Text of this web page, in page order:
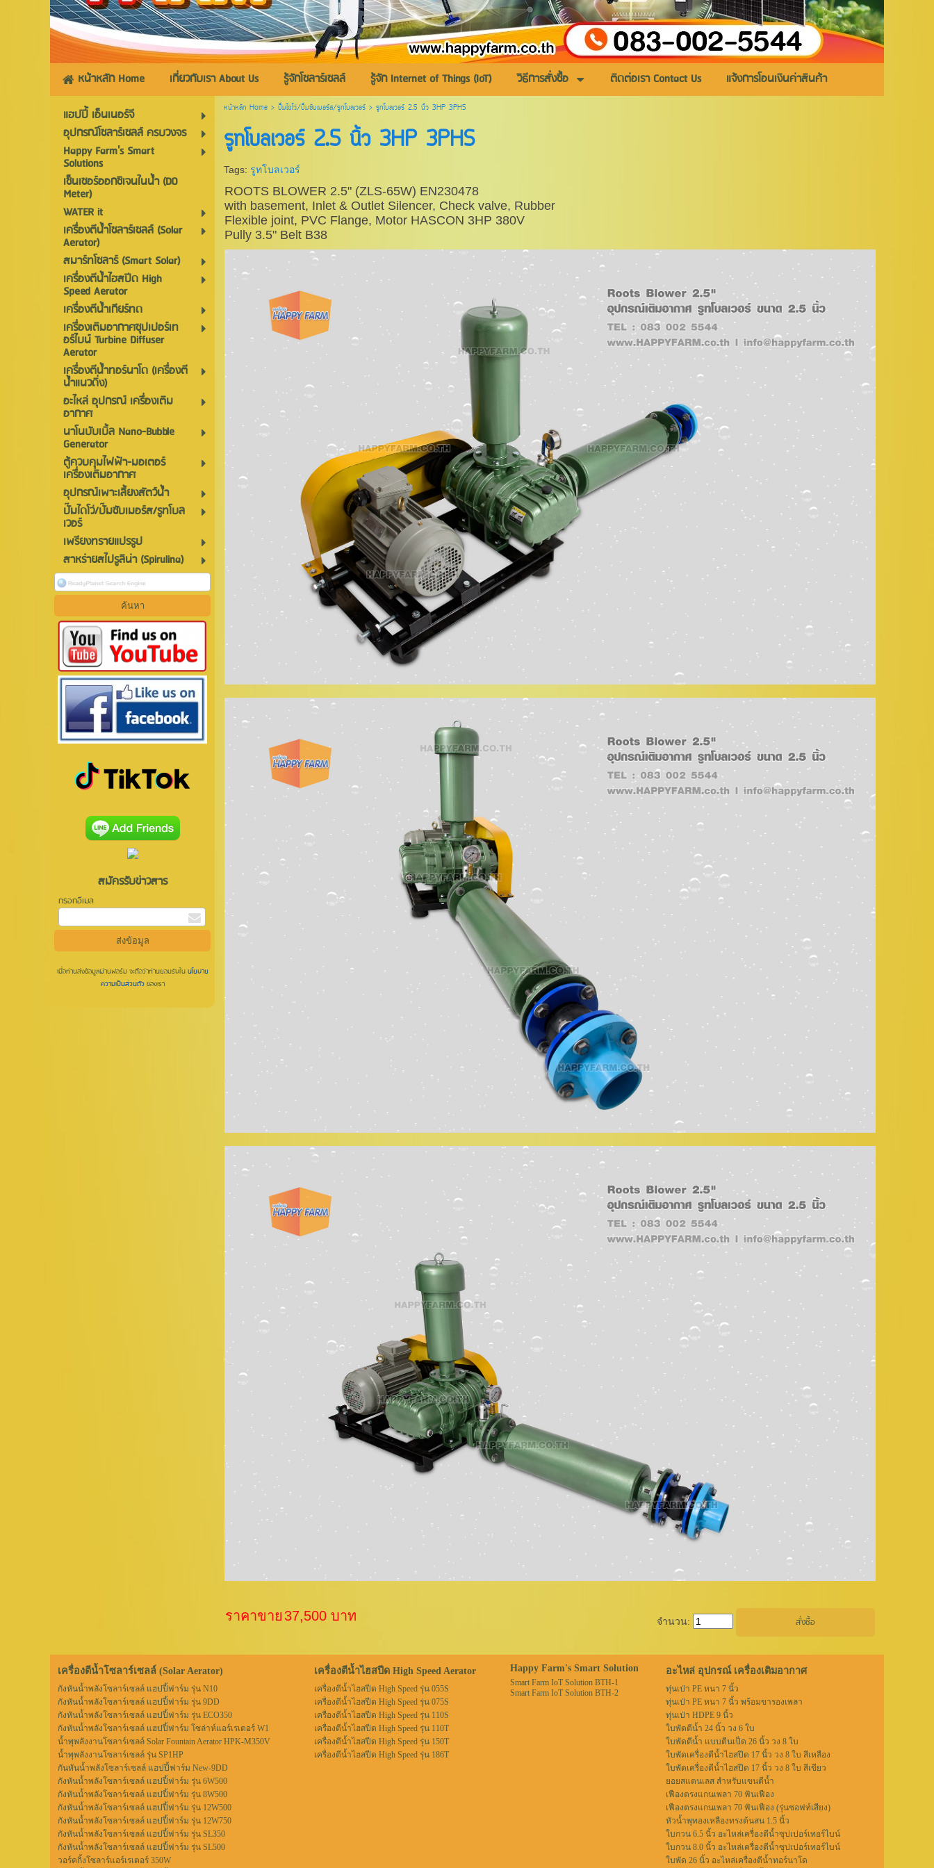
หน้าหลัก Home เกี่ยวกับเรา About Us รู้จักโซลาร์เซลล์ รู้จัก Internet of Things (IoT) วิธีการสั่งซื้อ ติดต่อเรา Contact Us
แจ้งการโอนเงินค่าสินค้า
แฮปปี้ เอ็นเนอร์จี
อุปกรณ์โซลาร์เซลล์ ครบวงจร
Happy Farm's Smart
Solutions
เซ็นเซอร์ออกซิเจนในน้ำ (DO
Meter)
WATER it
เครื่องตีน้ำโซลาร์เซลล์ (Solar
Aerator)
สมาร์ทโซลาร์ (Smart Solar)
เครื่องตีน้ำไฮสปีด High
Speed Aerator
เครื่องตีน้ำเกียร์ทด
เครื่องเติมอากาศซุปเปอร์เท
อร์ไบน์ Turbine Diffuser
Aerator
เครื่องตีน้ำทอร์นาโด (เครื่องตี
น้ำแนวดิ่ง)
อะไหล่ อุปกรณ์ เครื่องเติม
อากาศ
นาโนบับเบิ้ล Nano-Bubble
Generator
ตู้ควบคุมไฟฟ้า-มอเตอร์
เครื่องเติมอากาศ
อุปกรณ์เพาะเลี้ยงสัตว์น้ำ
ปั๊มไดโว่/ปั๊มซับเมอร์ส/รูทโบล
เวอร์
เพรียงทรายแปรรูป
สาหร่ายสไปรูลิน่า (Spirulina)
สมัครรับข่าวสาร
กรอกอีเมล
เมื่อท่านส่งข้อมูลผ่านฟอร์ม จะถือว่าท่านยอมรับในนโยบาย
ความเป็นส่วนตัวของเรา
หน้าหลัก Home> ปั๊มไดโว่/ปั๊มซับเมอร์ส/รูทโบลเวอร์> รูทโบลเวอร์ 2.5 นิ้ว 3HP 3PHS
รูทโบลเวอร์ 2.5 นิ้ว 3HP 3PHS
Tags: รูทโบลเวอร์
ROOTS BLOWER 2.5" (ZLS-65W) EN230478
with basement, Inlet & Outlet Silencer, Check valve, Rubber
Flexible joint, PVC Flange, Motor HASCON 3HP 380V
Pully 3.5" Belt B38
ราคาขาย 37,500 บาท จำนวน:
เครื่องตีน้ำโซลาร์เซลล์ (Solar Aerator)
กังหันน้ำพลังโซลาร์เซลล์ แฮปปี้ฟาร์ม รุ่น N10
กังหันน้ำพลังโซลาร์เซลล์ แฮปปี้ฟาร์ม รุ่น 9DD
กังหันน้ำพลังโซลาร์เซลล์ แฮปปี้ฟาร์ม รุ่น ECO350
กังหันน้ำพลังโซลาร์เซลล์ แฮปปี้ฟาร์ม โซล่าห์แอร์เรเตอร์ W1
น้ำพุพลังงานโซลาร์เซลล์ Solar Fountain Aerator HPK-M350V
น้ำพุพลังงานโซลาร์เซลล์ รุ่น SP1HP
กันหันน้ำพลังโซลาร์เซลล์ แฮปปี้ฟาร์ม New-9DD
กังหันน้ำพลังโซลาร์เซลล์ แฮปปี้ฟาร์ม รุ่น 6W500
กังหันน้ำพลังโซลาร์เซลล์ แฮปปี้ฟาร์ม รุ่น 8W500
กังหันน้ำพลังโซลาร์เซลล์ แฮปปี้ฟาร์ม รุ่น 12W500
กังหันน้ำพลังโซลาร์เซลล์ แฮปปี้ฟาร์ม รุ่น 12W750
กังหันน้ำพลังโซลาร์เซลล์ แฮปปี้ฟาร์ม รุ่น SL350
กังหันน้ำพลังโซลาร์เซลล์ แฮปปี้ฟาร์ม รุ่น SL500
วอร์คกิ้งโซลาร์แอร์เรเตอร์ 350W
เครื่องตีน้ำไฮสปีด High Speed Aerator
เครื่องตีน้ำไฮสปีด High Speed รุ่น 055S
เครื่องตีน้ำไฮสปีด High Speed รุ่น 075S
เครื่องตีน้ำไฮสปีด High Speed รุ่น 110S
เครื่องตีน้ำไฮสปีด High Speed รุ่น 110T
เครื่องตีน้ำไฮสปีด High Speed รุ่น 150T
เครื่องตีน้ำไฮสปีด High Speed รุ่น 186T
Happy Farm's Smart Solution
Smart Farm IoT Solution BTH-1
Smart Farm IoT Solution BTH-2
อะไหล่ อุปกรณ์ เครื่องเติมอากาศ
ทุ่นเป่า PE หนา 7 นิ้ว
ทุ่นเป่า PE หนา 7 นิ้ว พร้อมขารองเพลา
ทุ่นเป่า HDPE 9 นิ้ว
ใบพัดตีน้ำ 24 นิ้ว วง 6 ใบ
ใบพัดตีน้ำ แบบตีนเป็ด 26 นิ้ว วง 8 ใบ
ใบพัดเครื่องตีน้ำไฮสปีด 17 นิ้ว วง 8 ใบ สีเหลือง
ใบพัดเครื่องตีน้ำไฮสปีด 17 นิ้ว วง 8 ใบ สีเขียว
ยอยสแตนเลส สำหรับแขนตีน้ำ
เฟืองตรงแกนเพลา 70 ฟันเฟือง
เฟืองตรงแกนเพลา 70 ฟันเฟือง (รุ่นซอฟท์เสียง)
หัวน้ำพุทองเหลืองทรงต้นสน 1.5 นิ้ว
ใบกวน 6.5 นิ้ว อะไหล่เครื่องตีน้ำซุปเปอร์เทอร์ไบน์
ใบกวน 8.0 นิ้ว อะไหล่เครื่องตีน้ำซุปเปอร์เทอร์ไบน์
ใบพัด 26 นิ้ว อะไหล่เครื่องตีน้ำทอร์นาโด